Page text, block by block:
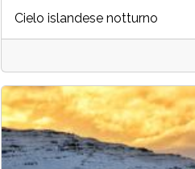
Cielo islandese notturno